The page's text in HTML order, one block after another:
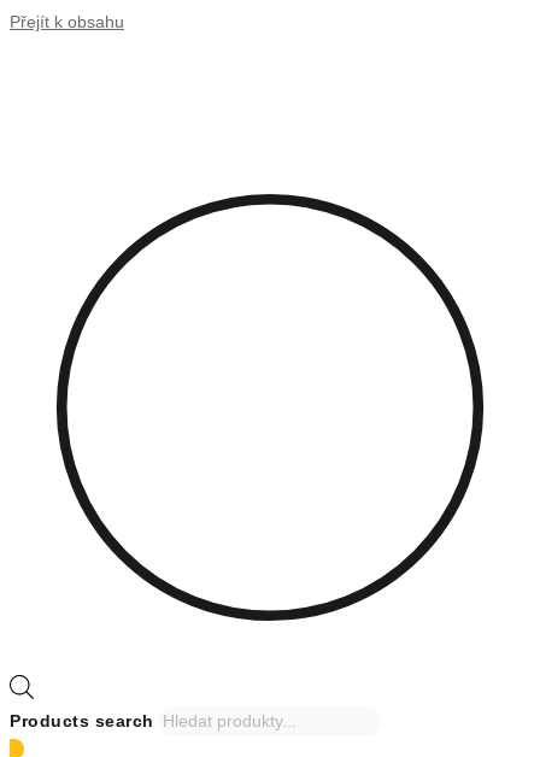
Přejít k obsahu
Products search